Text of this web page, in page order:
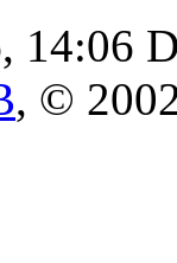
14:06
, ©